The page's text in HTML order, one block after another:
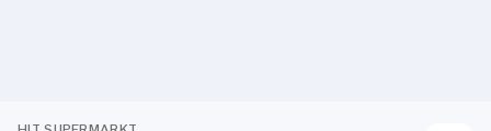
HIT SUPERMARKT